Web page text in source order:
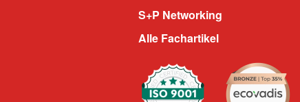
S+P Networking
Alle Fachartikel